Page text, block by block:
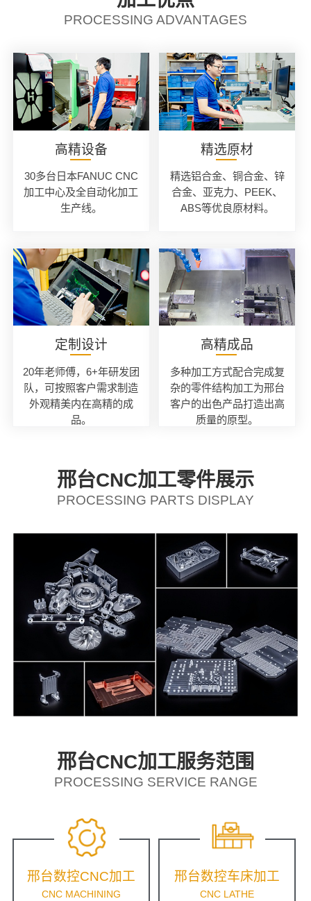
PROCESSING ADVANTAGES
高精设备
30多台日本FANUC CNC
加工中心及全自动化加工
生产线。
精选原材
精选铝合金、铜合金、锌
合金、亚克力、PEEK、
ABS等优良原材料。
定制设计
20年老师傅，6+年研发团
队，可按照客户需求制造
外观精美内在高精的成
品。
高精成品
多种加工方式配合完成复
杂的零件结构加工为邢台
客户的出色产品打造出高
质量的原型。
邢台CNC加工零件展示
PROCESSING PARTS DISPLAY
邢台CNC加工服务范围
PROCESSING SERVICE RANGE
邢台数控CNC加工
CNC MACHINING
邢台数控车床加工
CNC LATHE